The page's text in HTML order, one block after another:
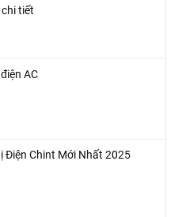
tiết
AC
Điện Chint Mới Nhất 2025